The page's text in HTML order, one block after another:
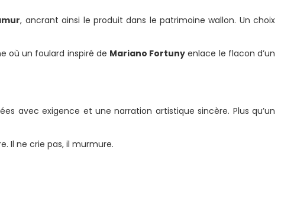
, ancrant ainsi le produit dans le patrimoine wallon. Un choix
où un foulard inspiré de Mariano Fortuny enlace le flacon d’un
avec exigence et une narration artistique sincère. Plus qu’un
Il ne crie pas, il murmure.